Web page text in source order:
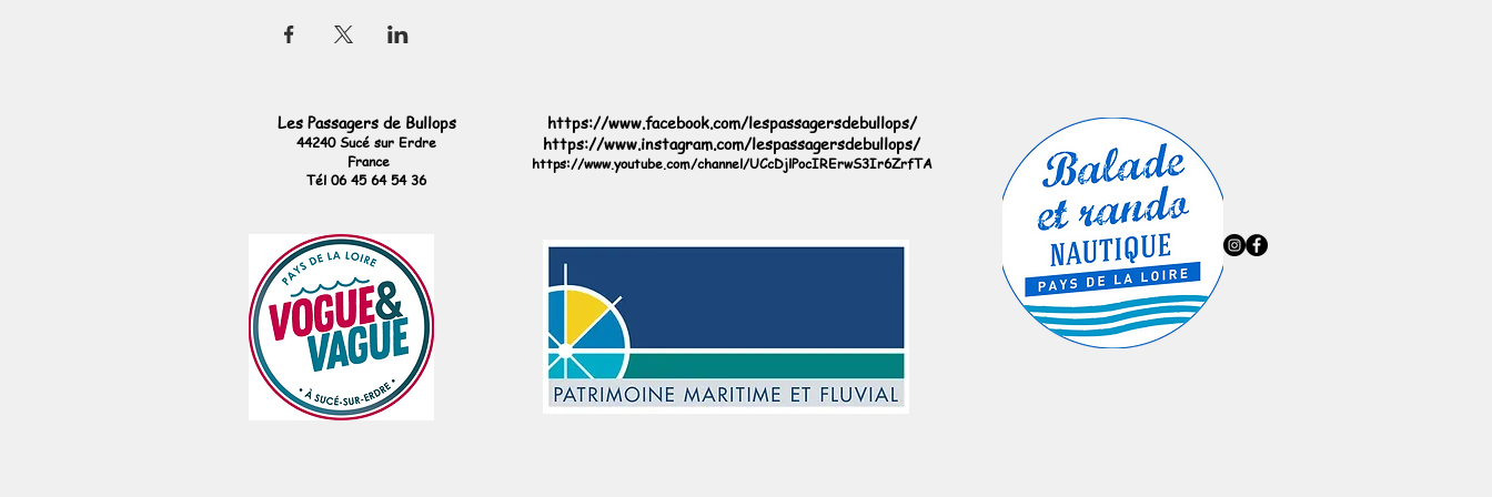
Les Passagers de Bullops
44240 Sucé sur Erdre
France
Tél 06 45 64 54 36
https://www.facebook.com/lespassagersdebullops/
https://www.instagram.com/lespassagersdebullops/
https://www.youtube.com/channel/UCcDjlPocIRErwS3Ir6ZrfTA